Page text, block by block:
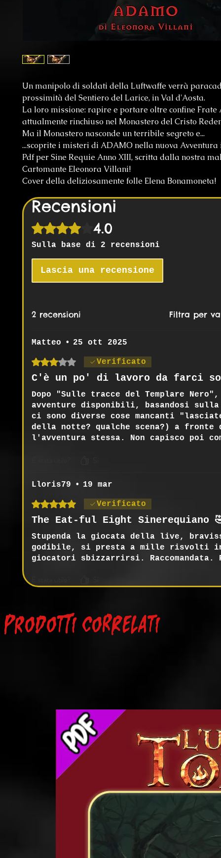
Un manipolo di soldati della Luftwaffe verrà
prossimità del Sentiero del Larice, in Val d'Aosta.
La loro missione: rapire e portare oltre confine Frate
attualmente rinchiuso nel Monastero del Cristo
Ma il Monastero nasconde un terribile segreto e...
...scoprite i misteri di ADAMO nella nuova Avventura
Pdf per Sine Requie Anno XIII, scritta dalla nostra
Cartomante Eleonora Villani!
Cover della deliziosamente folle Elena Bonamoneta!
Recensioni
Valutazione 4 stelle su 5.
4.0
Sulla base di 2 recensioni
Lascia una recensione
2 recensioni Filtra per
Matteo • 25 ott 2025
Valutazione 3 stelle su 5.Verificato
C'è un po' di lavoro da farci
Dopo "Sulle tracce del Templare
avventure disponibili, basandosi
ci sono diverse cose mancanti
della notte? qualche scena?) a
l'avventura stessa. Non capisco poi
Lloris79 • 19 mar
Valutazione 5 stelle su 5.Verificato
The Eat-ful Eight Sinerequiano
Stupenda la giocata della live,
godibile, si presta a mille risvolti
giocatori sbizzarrirsi. Raccomandata.
Prodotti correlati